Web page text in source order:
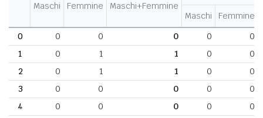
Maschi
Femmine
Maschi+Femmine
Maschi Femmine
0
0 0 0 0
0
1
0 1 1 0
0
2
0 1 1 0
0
3
0 0 0 0
0
4
0 0 0 0
0